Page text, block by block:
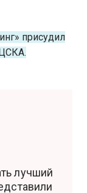
присудил
лучший